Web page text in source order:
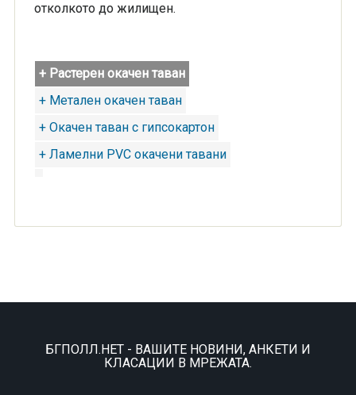
отколкото до жилищен.
+ Растерен окачен таван
+ Метален окачен таван
+ Окачен таван с гипсокартон
+ Ламелни PVC окачени тавани
БГПОЛЛ.НЕТ - ВАШИТЕ НОВИНИ, АНКЕТИ И
КЛАСАЦИИ В МРЕЖАТА.